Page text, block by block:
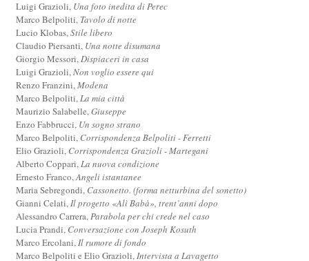
Luigi Grazioli, Una foto inedita di Perec
Marco Belpoliti, Tavolo di notte
Lucio Klobas,Stile libero
Claudio Piersanti, Una notte disumana
Giorgio Messori,Dispiaceri in casa
Luigi Grazioli,Non voglio essere qui
Renzo Franzini,Modena
Marco Belpoliti,La mia città
Maurizio Salabelle,Giuseppe
Enzo Fabbrucci, Un sogno strano
Marco Belpoliti, Corrispondenza Belpoliti - Ferretti
Elio Grazioli, Corrispondenza Grazioli - Martegani
Alberto Coppari,La nuova condizione
Ernesto Franco,Angeli istantanee
Maria Sebregondi, Cassonetto. (forma netturbina del sonetto)
Gianni Celati,Il progetto «Alì Babà», trent’anni dopo
Alessandro Carrera,Parabola per chi crede nel caso
Lucia Prandi, Conversazione con Joseph Kosuth
Marco Ercolani,Il rumore di fondo
Marco Belpoliti e Elio Grazioli,Intervista a Lavagetto